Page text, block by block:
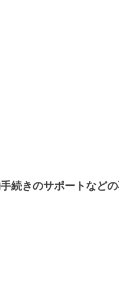
続きのサポートなど